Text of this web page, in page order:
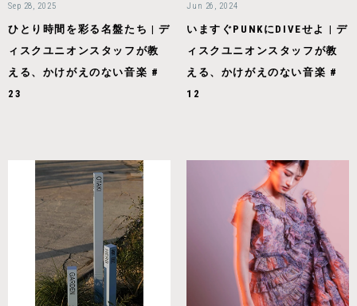
Sep 28, 2025
ひとり時間を彩る名盤たち | デ
ィスクユニオンスタッフが教
える、かけがえのない音楽 #
23
Jun 26, 2024
いますぐPUNKにDIVEせよ | デ
ィスクユニオンスタッフが教
える、かけがえのない音楽 #
12